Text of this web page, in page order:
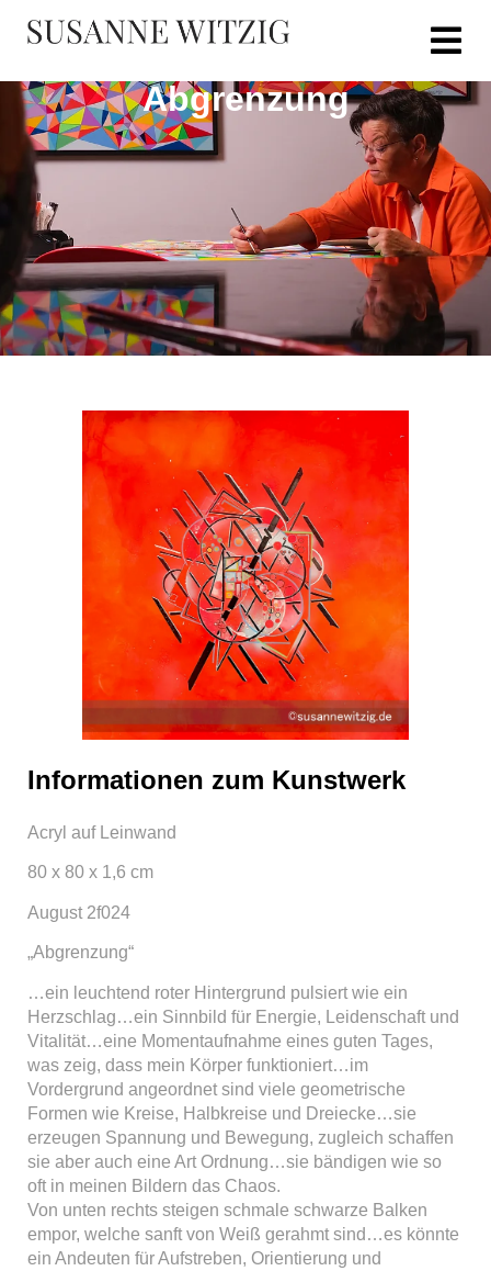
Abgrenzung
Informationen zum Kunstwerk
Acryl auf Leinwand
80 x 80 x 1,6 cm
August 2f024
„Abgrenzung“
…ein leuchtend roter Hintergrund pulsiert wie ein
Herzschlag…ein Sinnbild für Energie, Leidenschaft und
Vitalität…eine Momentaufnahme eines guten Tages,
was zeig, dass mein Körper funktioniert…im
Vordergrund angeordnet sind viele geometrische
Formen wie Kreise, Halbkreise und Dreiecke…sie
erzeugen Spannung und Bewegung, zugleich schaffen
sie aber auch eine Art Ordnung…sie bändigen wie so
oft in meinen Bildern das Chaos.
Von unten rechts steigen schmale schwarze Balken
empor, welche sanft von Weiß gerahmt sind…es könnte
ein Andeuten für Aufstreben, Orientierung und